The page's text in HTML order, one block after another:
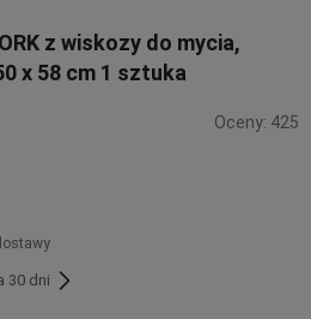
z wiskozy do mycia,
x 58 cm 1 sztuka
Oceny: 425
30 dni